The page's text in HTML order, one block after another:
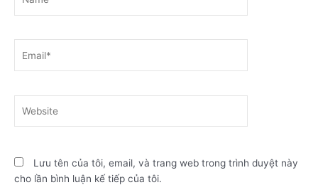
Lưu tên của tôi, email, và trang web trong trình duyệt này
cho lần bình luận kế tiếp của tôi.